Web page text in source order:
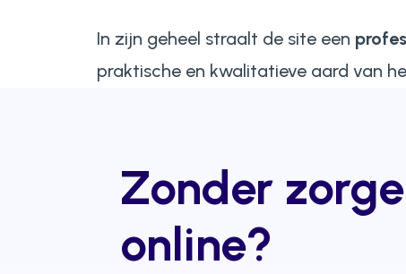
In zijn geheel straalt de site een
praktische en kwalitatieve aard van
Zonder
online?